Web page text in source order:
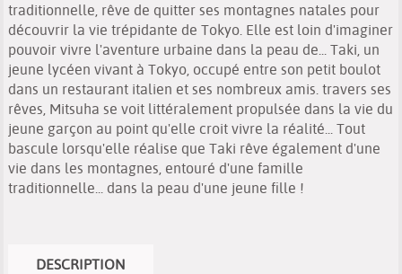
traditionnelle, rêve de quitter ses montagnes natales pour
découvrir la vie trépidante de Tokyo. Elle est loin d'imaginer
pouvoir vivre l'aventure urbaine dans la peau de... Taki, un
jeune lycéen vivant à Tokyo, occupé entre son petit boulot
dans un restaurant italien et ses nombreux amis. travers ses
rêves, Mitsuha se voit littéralement propulsée dans la vie du
jeune garçon au point qu'elle croit vivre la réalité... Tout
bascule lorsqu'elle réalise que Taki rêve également d'une
vie dans les montagnes, entouré d'une famille
traditionnelle... dans la peau d'une jeune fille !
DESCRIPTION